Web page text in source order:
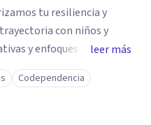
tu resiliencia y
con niños y
y enfoques adaptados
aquí para escucharte
para fortalecer
leer más
Codependencia